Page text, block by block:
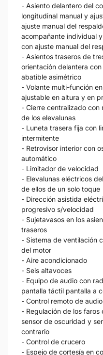
- Asiento delantero del
longitudinal manual y
ajuste manual del
acompañante individual
con ajuste manual del
- Asientos traseros de
orientación delantera
abatible asimétrico
- Volante multi-función
ajustable en altura y en
- Cierre centralizado con
de los elevalunas
- Luneta trasera fija con
intermitente
- Retrovisor interior con
automático
- Limitador de velocidad
- Elevalunas eléctricos
de ellos de un solo toque
- Dirección asistida
progresivo s/velocidad
- Sujetavasos en los
traseros
- Sistema de ventilación
del motor
- Aire acondicionado
- Seis altavoces
- Equipo de audio con
pantalla táctil pantalla a
- Control remoto de
- Regulación de los faros
sensor de oscuridad y
contrario
- Control de crucero
- Espejo de cortesía en